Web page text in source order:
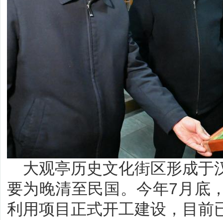
大观亭历史文化街区形成于
要为晚清至民国。今年7月底
利用项目正式开工建设，目前